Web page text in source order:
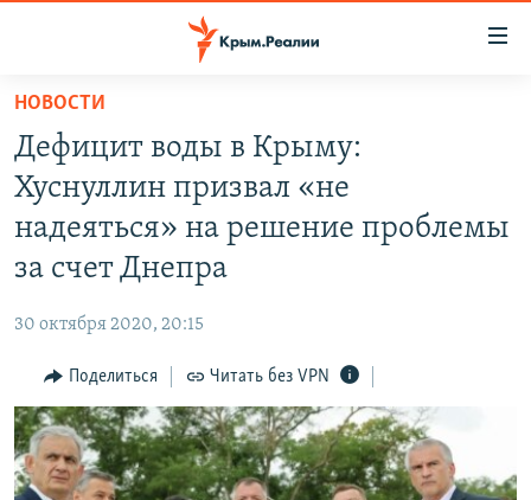
Вернуться
основному
содержанию
Вернутся
главной
Вернутся
поиску
НОВОСТИ
СПЕЦПРОЕКТЫ
КАРТА ВОЕННЫХ ОБЪЕКТОВ КРЫМА
ВОДА
ИНТЕРАКТИВ
ИНФОГРАФИКА
ТЕЛЕПРОЕКТ КРЫМ.РЕАЛИИ
СОВЕТЫ ПРАВОЗАЩИТНИКОВ
РАДІО СВОБОДА
КАК ОБОЙТИ БЛОКИРОВКУ
Українською
Qırımtatar
НОВОСТИ
Дефицит воды в Крыму:
Хуснуллин призвал «не
надеяться» на решение проблемы
за счет Днепра
30 октября 2020, 20:15
Поделиться Читать без VPN